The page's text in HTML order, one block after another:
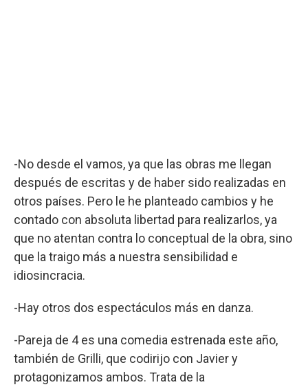
-No desde el vamos, ya que las obras me llegan
después de escritas y de haber sido realizadas en
otros países. Pero le he planteado cambios y he
contado con absoluta libertad para realizarlos, ya
que no atentan contra lo conceptual de la obra, sino
que la traigo más a nuestra sensibilidad e
idiosincracia.
-Hay otros dos espectáculos más en danza.
-Pareja de 4 es una comedia estrenada este año,
también de Grilli, que codirijo con Javier y
protagonizamos ambos. Trata de la